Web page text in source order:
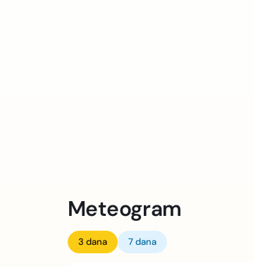
Meteogram
3 dana 7 dana